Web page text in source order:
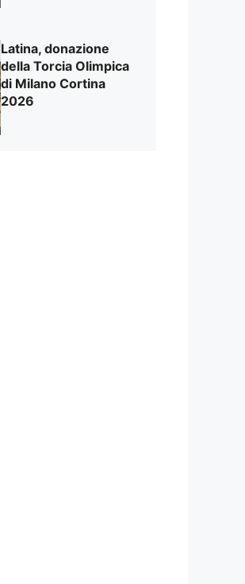
Latina, donazione
della Torcia Olimpica
di Milano Cortina
2026